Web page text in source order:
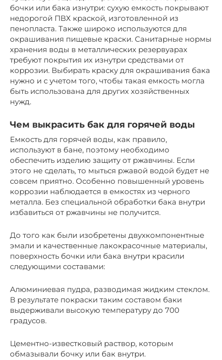
бочки или бака изнутри: сухую емкость покрывают
недорогой ПВХ краской, изготовленной из
пенопласта. Также широко используются для
окрашивания пищевые краски. Санитарные нормы
хранения воды в металлических резервуарах
требуют покрытия их изнутри средствами от
коррозии. Выбирать краску для окрашивания бака
нужно и с учетом того, чтобы такая емкость могла
быть использована для других хозяйственных
нужд.
Чем выкрасить бак для горячей воды
Емкость для горячей воды, как правило,
используют в бане, поэтому необходимо
обеспечить изделию защиту от ржавчины. Если
этого не сделать, то мыться ржавой водой будет не
совсем приятно. Особенно повышенный уровень
коррозии наблюдается в емкостях из черного
металла. Без специальной обработки бака внутри
избавиться от ржавчины не получится.
До того как были изобретены двухкомпонентные
эмали и качественные лакокрасочные материалы,
поверхность бочки или бака внутри красили
следующими составами:
Алюминиевая пудра, разводимая жидким стеклом.
В результате покраски таким составом баки
выдерживали высокую температуру до 700
градусов.
Цементно-известковый раствор, которым
обмазывали бочку или бак внутри.